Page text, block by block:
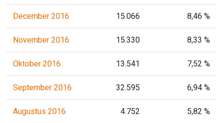
December 2016 15.066 8,46 %
November 2016 15.330 8,33 %
Oktober 2016 13.541 7,52 %
September 2016 32.595 6,94 %
Augustus 2016 4.752 5,82 %